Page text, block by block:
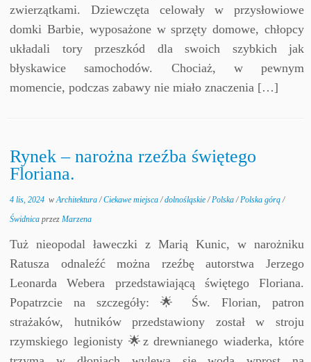
zwierzątkami. Dziewczęta celowały w przysłowiowe
domki Barbie, wyposażone w sprzęty domowe, chłopcy
układali tory przeszkód dla swoich szybkich jak
błyskawice samochodów. Chociaż, w pewnym
momencie, podczas zabawy nie miało znaczenia […]
Rynek – narożna rzeźba świętego
Floriana.
4 lis, 2024 wArchitektura/Ciekawe miejsca/dolnośląskie/Polska/Polska górą/
ŚwidnicaprzezMarzena
Tuż nieopodal ławeczki z Marią Kunic, w narożniku
Ratusza odnaleźć można rzeźbę autorstwa Jerzego
Leonarda Webera przedstawiającą świętego Floriana.
Popatrzcie na szczegóły: 🌟 Św. Florian, patron
strażaków, hutników przedstawiony został w stroju
rzymskiego legionisty 🌟z drewnianego wiaderka, które